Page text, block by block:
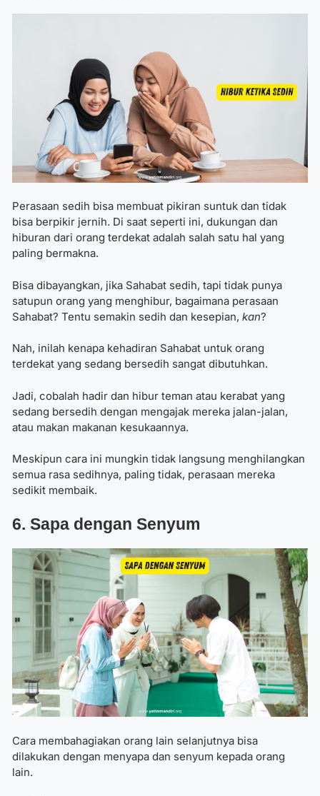
Perasaan sedih bisa membuat pikiran suntuk dan tidak
bisa berpikir jernih. Di saat seperti ini, dukungan dan
hiburan dari orang terdekat adalah salah satu hal yang
paling bermakna.
Bisa dibayangkan, jika Sahabat sedih, tapi tidak punya
satupun orang yang menghibur, bagaimana perasaan
Sahabat? Tentu semakin sedih dan kesepian, kan?
Nah, inilah kenapa kehadiran Sahabat untuk orang
terdekat yang sedang bersedih sangat dibutuhkan.
Jadi, cobalah hadir dan hibur teman atau kerabat yang
sedang bersedih dengan mengajak mereka jalan-jalan,
atau makan makanan kesukaannya.
Meskipun cara ini mungkin tidak langsung menghilangkan
semua rasa sedihnya, paling tidak, perasaan mereka
sedikit membaik.
6. Sapa dengan Senyum
Cara membahagiakan orang lain selanjutnya bisa
dilakukan dengan menyapa dan senyum kepada orang
lain.